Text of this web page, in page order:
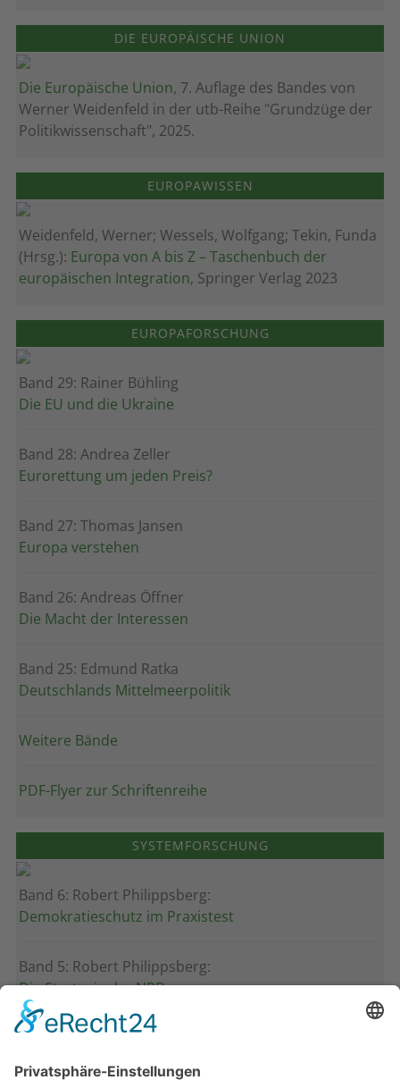
DIE EUROPÄISCHE UNION
Die Europäische Union, 7. Auflage des Bandes von
Werner Weidenfeld in der utb-Reihe "Grundzüge der
Politikwissenschaft", 2025.
EUROPAWISSEN
Weidenfeld, Werner; Wessels, Wolfgang; Tekin, Funda
(Hrsg.): Europa von A bis Z – Taschenbuch der
europäischen Integration, Springer Verlag 2023
EUROPAFORSCHUNG
Band 29: Rainer Bühling
Die EU und die Ukraine
Band 28: Andrea Zeller
Eurorettung um jeden Preis?
Band 27: Thomas Jansen
Europa verstehen
Band 26: Andreas Öffner
Die Macht der Interessen
Band 25: Edmund Ratka
Deutschlands Mittelmeerpolitik
Weitere Bände
PDF-Flyer zur Schriftenreihe
SYSTEMFORSCHUNG
Band 6: Robert Philippsberg:
Demokratieschutz im Praxistest
Band 5: Robert Philippsberg:
Die Strategie der NPD
Band 4: Uwe Wagschal (Hg.):